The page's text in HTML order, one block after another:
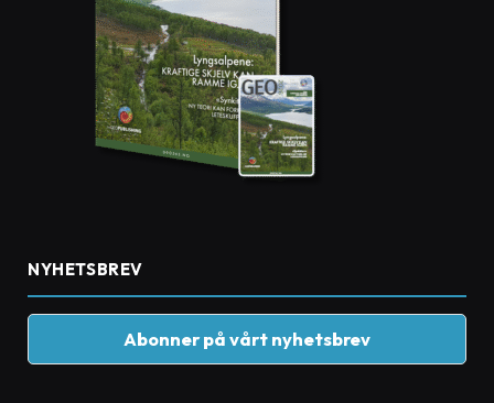
NYHETSBREV
Abonner på vårt nyhetsbrev